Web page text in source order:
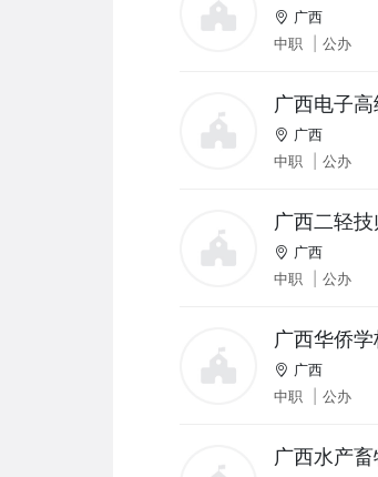
广西
中职
公办
广西电子
广西
中职
公办
广西二轻
广西
中职
公办
广西华侨学
广西
中职
公办
广西水产